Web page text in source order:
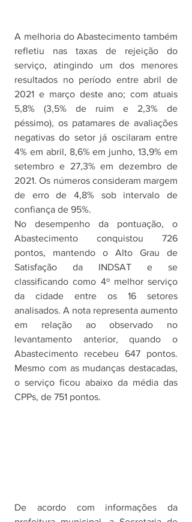
A melhoria do Abastecimento também
refletiu nas taxas de rejeição do
serviço, atingindo um dos menores
resultados no período entre abril de
2021 e março deste ano; com atuais
5,8% (3,5% de ruim e 2,3% de
péssimo), os patamares de avaliações
negativas do setor já oscilaram entre
4% em abril, 8,6% em junho, 13,9% em
setembro e 27,3% em dezembro de
2021. Os números consideram margem
de erro de 4,8% sob intervalo de
confiança de 95%.
No desempenho da pontuação, o
Abastecimento conquistou 726
pontos, mantendo o Alto Grau de
Satisfação da INDSAT e se
classificando como 4º melhor serviço
da cidade entre os 16 setores
analisados. A nota representa aumento
em relação ao observado no
levantamento anterior, quando o
Abastecimento recebeu 647 pontos.
Mesmo com as mudanças destacadas,
o serviço ficou abaixo da média das
CPPs, de 751 pontos.
De acordo com informações da